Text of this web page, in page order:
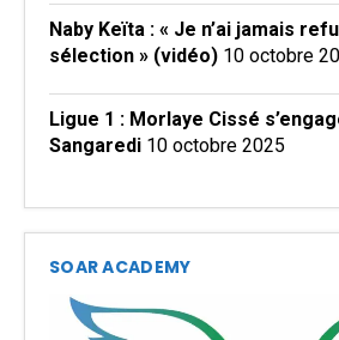
Naby Keïta : « Je n’ai jamais
sélection » (vidéo) 10 octobre
Ligue 1 : Morlaye Cissé
Sangaredi 10 octobre 2025
SOAR ACADEMY